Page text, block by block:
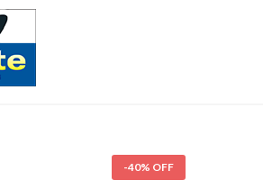
-40% OFF